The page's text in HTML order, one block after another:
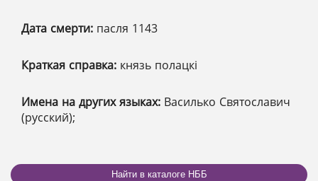
Дата смерти: пасля 1143
Краткая справка: князь полацкі
Имена на других языках: Василько Святославич
(русский);
Найти в каталоге НББ